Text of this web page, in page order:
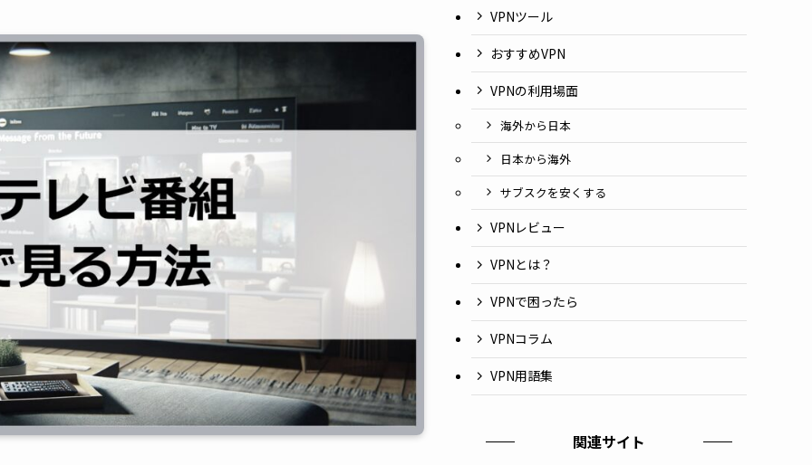
VPNツール
おすすめVPN
VPNの利用場面
海外から日本
日本から海外
サブスクを安くする
VPNレビュー
VPNとは？
VPNで困ったら
VPNコラム
VPN用語集
関連サイト